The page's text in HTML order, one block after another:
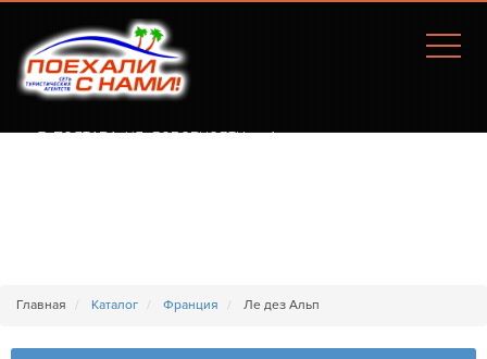
Г. ПОЛТАВА, УЛ. СОБОРНОСТИ, 77А
Главная Каталог Франция Ле дез Альп